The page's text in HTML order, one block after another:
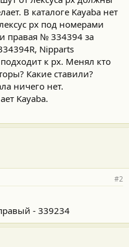
В каталоге Kayaba нет
рх под номерами
правая № 334394 за
Nipparts
к рх. Менял кто
Какие ставили?
ничего нет.
Kayaba.
#2
- 339234